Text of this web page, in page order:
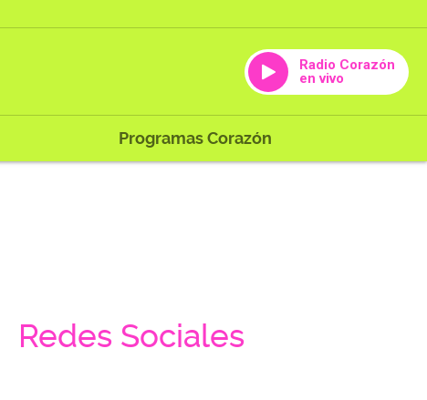
Radio Corazón
en vivo
Programas Corazón
Redes Sociales